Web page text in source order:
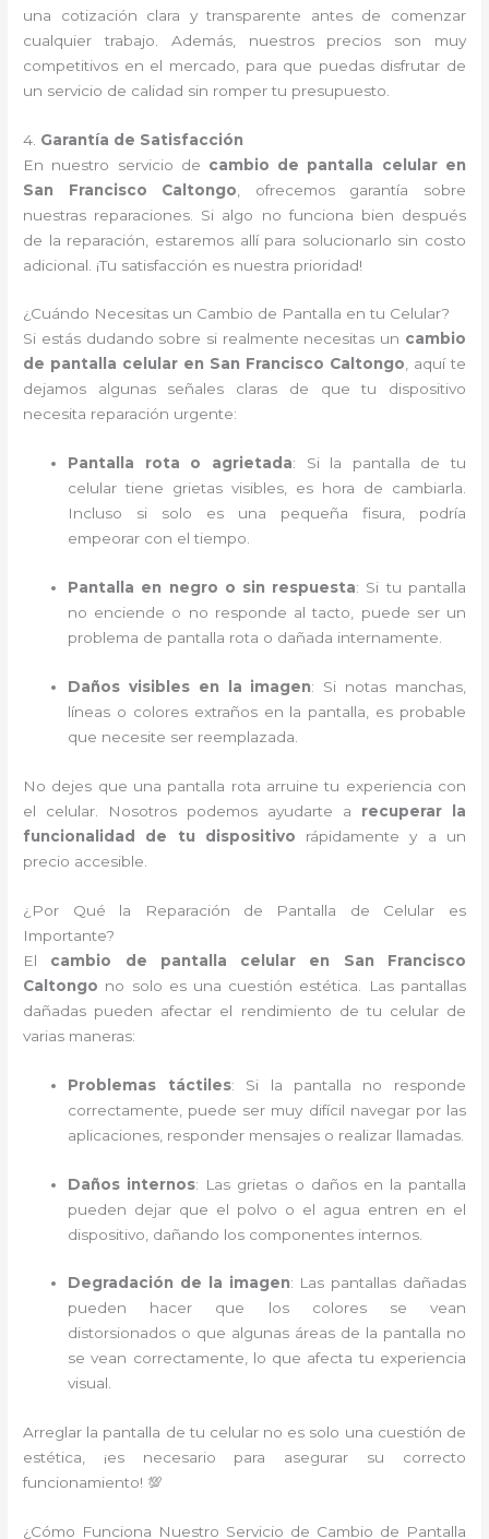
una cotización clara y transparente antes de comenzar
cualquier trabajo. Además, nuestros precios son muy
competitivos en el mercado, para que puedas disfrutar de
un servicio de calidad sin romper tu presupuesto.
4. Garantía de Satisfacción
En nuestro servicio de cambio de pantalla celular en
San Francisco Caltongo , ofrecemos garantía sobre
nuestras reparaciones. Si algo no funciona bien después
de la reparación, estaremos allí para solucionarlo sin costo
adicional. ¡Tu satisfacción es nuestra prioridad!
¿Cuándo Necesitas un Cambio de Pantalla en tu Celular?
Si estás dudando sobre si realmente necesitas un cambio
de pantalla celular en San Francisco Caltongo, aquí te
dejamos algunas señales claras de que tu dispositivo
necesita reparación urgente:
Pantalla rota o agrietada: Si la pantalla de tu
celular tiene grietas visibles, es hora de cambiarla.
Incluso si solo es una pequeña fisura, podría
empeorar con el tiempo.
Pantalla en negro o sin respuesta: Si tu pantalla
no enciende o no responde al tacto, puede ser un
problema de pantalla rota o dañada internamente.
Daños visibles en la imagen: Si notas manchas,
líneas o colores extraños en la pantalla, es probable
que necesite ser reemplazada.
No dejes que una pantalla rota arruine tu experiencia con
el celular. Nosotros podemos ayudarte a recuperar la
funcionalidad de tu dispositivo rápidamente y a un
precio accesible.
¿Por Qué la Reparación de Pantalla de Celular es
Importante?
El cambio de pantalla celular en San Francisco
Caltongo no solo es una cuestión estética. Las pantallas
dañadas pueden afectar el rendimiento de tu celular de
varias maneras:
Problemas táctiles: Si la pantalla no responde
correctamente, puede ser muy difícil navegar por las
aplicaciones, responder mensajes o realizar llamadas.
Daños internos: Las grietas o daños en la pantalla
pueden dejar que el polvo o el agua entren en el
dispositivo, dañando los componentes internos.
Degradación de la imagen: Las pantallas dañadas
pueden hacer que los colores se vean
distorsionados o que algunas áreas de la pantalla no
se vean correctamente, lo que afecta tu experiencia
visual.
Arreglar la pantalla de tu celular no es solo una cuestión de
estética, ¡es necesario para asegurar su correcto
funcionamiento! 💯
¿Cómo Funciona Nuestro Servicio de Cambio de Pantalla